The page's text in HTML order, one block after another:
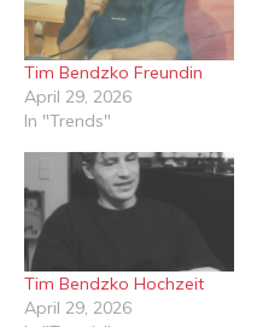
Tim Bendzko Freundin
April 29, 2026
In "Trends"
Tim Bendzko Hochzeit
April 29, 2026